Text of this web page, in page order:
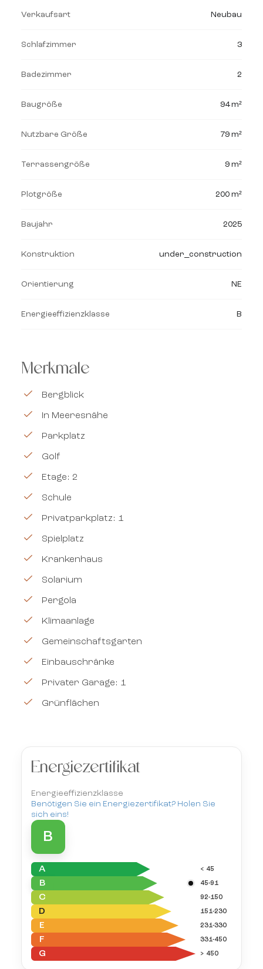
Verkaufsart Neubau
Schlafzimmer 3
Badezimmer 2
Baugröße 94 m²
Nutzbare Größe 79 m²
Terrassengröße 9 m²
Plotgröße 200 m²
Baujahr 2025
Konstruktion under_construction
Orientierung NE
Energieeffizienzklasse B
Merkmale
Bergblick
In Meeresnähe
Parkplatz
Golf
Etage: 2
Schule
Privatparkplatz: 1
Spielplatz
Krankenhaus
Solarium
Pergola
Klimaanlage
Gemeinschaftsgarten
Einbauschränke
Privater Garage: 1
Grünflächen
Energiezertifikat
Energieeffizienzklasse
Benötigen Sie ein Energiezertifikat? Holen Sie
sich eins!
B
A < 45
B 45-91
C 92-150
D 151-230
E 231-330
F 331-450
G > 450